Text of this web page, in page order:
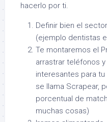
hacerlo por ti.
Definir bien el
(ejemplo dentistas
Te montaremos el
arrastrar teléfonos
interesantes para
se llama Scrapear,
porcentual de
muchas cosas)